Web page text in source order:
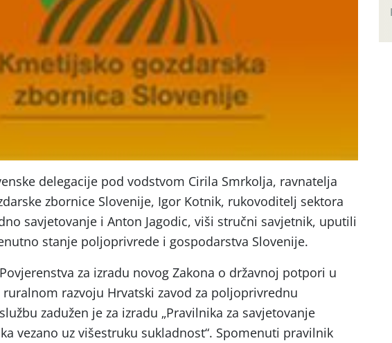
delegacije pod vodstvom Cirila Smrkolja, ravnatelja
zbornice Slovenije, Igor Kotnik, rukovoditelj sektora
savjetovanje i Anton Jagodic, viši stručni savjetnik, uputili
stanje poljoprivrede i gospodarstva Slovenije.
za izradu novog Zakona o državnoj potpori u
razvoju Hrvatski zavod za poljoprivrednu
zadužen je za izradu „Pravilnika za savjetovanje
vezano uz višestruku sukladnost“. Spomenuti pravilnik